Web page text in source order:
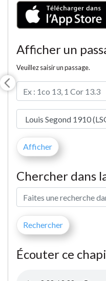
Afficher un
Veuillez saisir un passage.
Chercher dans
Écouter ce